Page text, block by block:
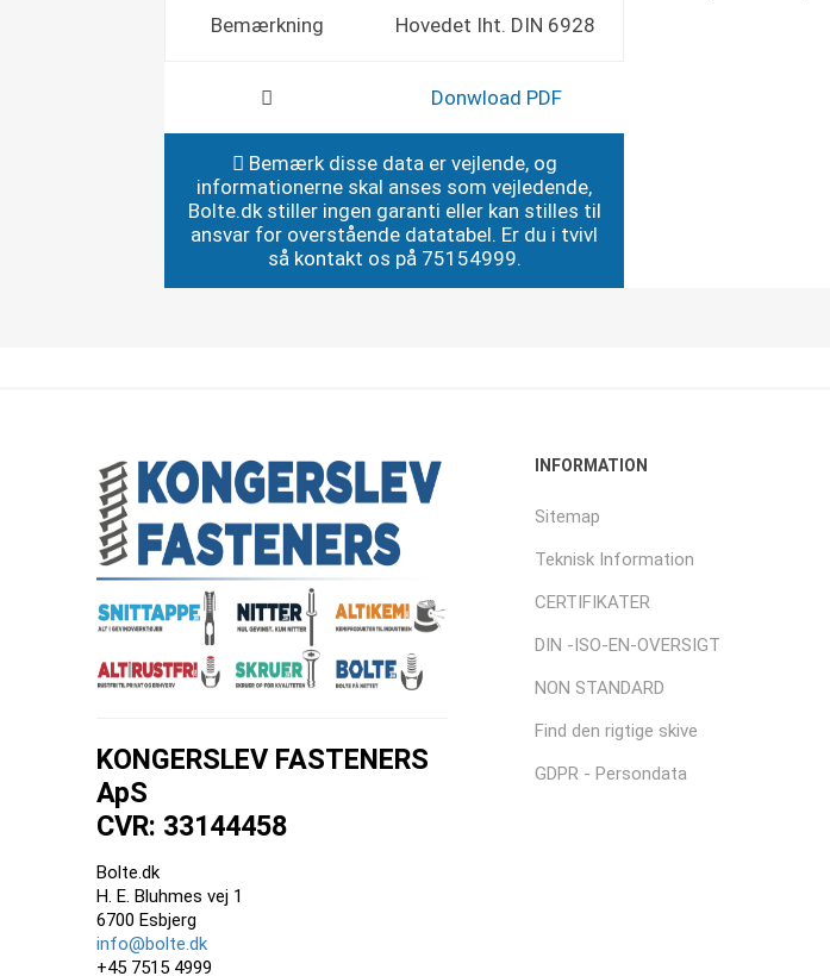
Bemærkning Hovedet Iht. DIN 6928
Donwload PDF
Bemærk disse data er vejlende, og
informationerne skal anses som vejledende,
Bolte.dk stiller ingen garanti eller kan stilles til
ansvar for overstående datatabel. Er du i tvivl
så kontakt os på 75154999.
KONGERSLEV FASTENERS
ApS
CVR: 33144458
Bolte.dk
H. E. Bluhmes vej 1
6700 Esbjerg
info@bolte.dk
+45 7515 4999
INFORMATION
Sitemap
Teknisk Information
CERTIFIKATER
DIN -ISO-EN-OVERSIGT
NON STANDARD
Find den rigtige skive
GDPR - Persondata